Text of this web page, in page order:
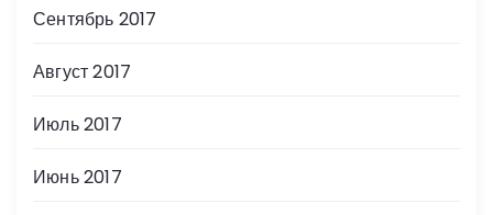
Сентябрь 2017
Август 2017
Июль 2017
Июнь 2017